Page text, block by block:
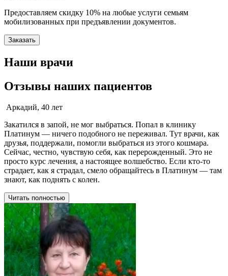
Предоставляем скидку 10% на любые услуги семьям
мобилизованных при предъявлении документов.
Заказать
Наши врачи
Отзывы наших пациентов
Аркадий, 40 лет
Закатился в запой, не мог выбраться. Попал в клинику
Платинум — ничего подобного не переживал. Тут врачи, как
друзья, поддержали, помогли выбраться из этого кошмара.
Сейчас, честно, чувствую себя, как перерожденный. Это не
просто курс лечения, а настоящее волшебство. Если кто-то
страдает, как я страдал, смело обращайтесь в Платинум — там
знают, как поднять с колен.
Читать полностью